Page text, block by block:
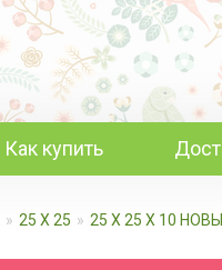
Как купить
25 Х 25 25 Х 25 Х 10